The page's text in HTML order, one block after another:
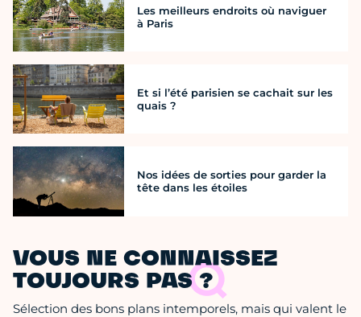
Les meilleurs endroits où naviguer
à Paris
Et si l’été parisien se cachait sur les
quais ?
Nos idées de sorties pour garder la
tête dans les étoiles
VOUS NE CONNAISSEZ
TOUJOURS PAS ?
Sélection des bons plans intemporels, mais qui valent le